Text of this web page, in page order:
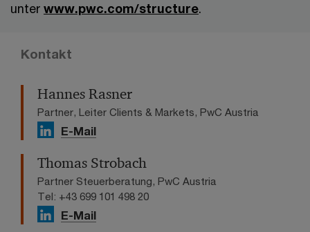
unter www.pwc.com/structure.
Kontakt
Hannes Rasner
Partner, Leiter Clients & Markets, PwC Austria
E-Mail
Thomas Strobach
Partner Steuerberatung, PwC Austria
Tel: +43 699 101 498 20
E-Mail